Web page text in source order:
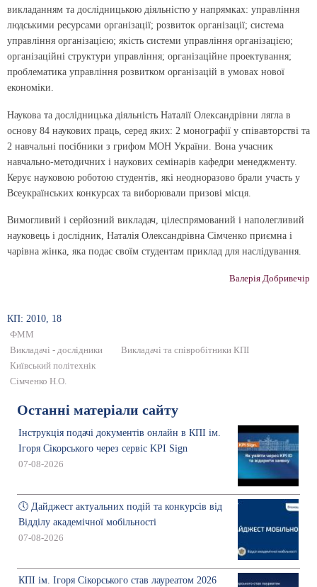
викладанням та дослідницькою діяльністю у напрямках: управління
людськими ресурсами організації; розвиток організації; система
управління організацією; якість системи управління організацією;
організаційні структури управління; організаційне проектування;
проблематика управління розвитком організацій в умовах нової
економіки.
Наукова та дослідницька діяльність Наталії Олександрівни лягла в
основу 84 наукових праць, серед яких: 2 монографії у співавторстві та
2 навчальні посібники з грифом МОН України. Вона учасник
навчально-методичних і наукових семінарів кафедри менеджменту.
Керує науковою роботою студентів, які неодноразово брали участь у
Всеукраїнських конкурсах та виборювали призові місця.
Вимогливий і серйозний викладач, цілеспрямований і наполегливий
науковець і дослідник, Наталія Олександрівна Сімченко приємна і
чарівна жінка, яка подає своїм студентам приклад для наслідування.
Валерія Добривечір
КП: 2010, 18
ФММ
Викладачі - дослідники
Викладачі та співробітники КПІ
Київський політехнік
Сімченко Н.О.
Останні матеріали сайту
Інструкція подачі документів онлайн в КПІ ім.
Ігоря Сікорського через сервіс KPI Sign
07-08-2026
🕔 Дайджест актуальних подій та конкурсів від
Відділу академічної мобільності
07-08-2026
КПІ ім. Ігоря Сікорського став лауреатом 2026